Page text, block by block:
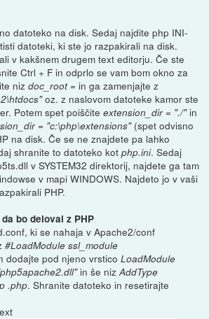
datoteko na disk. Sedaj najdite php INI-
datoteki, ki ste jo razpakirali na disk.
v kakšnem drugem text editorju. Če ste
Ctrl + F in odprlo se vam bom okno za
nizdoc_root = in ga zamenjajte z
oz. z naslovom datoteke kamor ste
Potem spet poiščiteextension_dir = "./"in
= "c:\php\extensions"(spet odvisno
na disk. Če se ne znajdete pa lahko
shranite to datoteko kotphp.ini. Sedaj
v SYSTEM32 direktorij, najdete ga tam
v mapi WINDOWS. Najdeto jo v vaši
PHP.
bo deloval z PHP
ki se nahaja v Apache2/conf
#LoadModule ssl_module
dodajte pod njeno vrsticoLoadModule
in še nizAddType
.php. Shranite datoteko in resetirajte